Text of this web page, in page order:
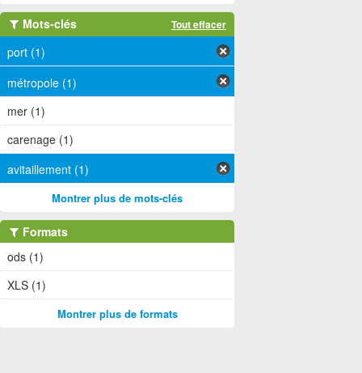
Mots-clés Tout effacer
port (1)
métropole (1)
mer (1)
carenage (1)
avitaillement (1)
Montrer plus de mots-clés
Formats
ods (1)
XLS (1)
Montrer plus de formats